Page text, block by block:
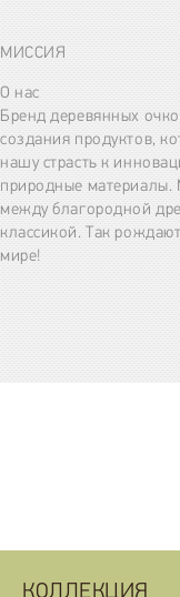
МИССИЯ
О нас
Бренд деревянных
создания продуктов,
нашу страсть к
природные материалы.
между благородной
классикой. Так
мире!